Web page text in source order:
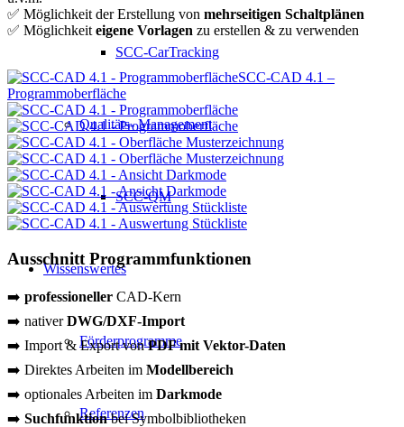
SCC-CarTracking
Qualitäts- Management
SCC-QM
Wissenswertes
Förderprogramme
Referenzen
✅ Möglichkeit der Erstellung von mehrseitigen Schaltplänen
✅ Möglichkeit eigene Vorlagen zu erstellen & zu verwenden
SCC-CAD 4.1 –
Programmoberfläche
Ausschnitt Programmfunktionen
➡️ professioneller CAD-Kern
➡️ nativerDWG/DXF-Import
➡️ Import & Export vonPDF mit Vektor-Daten
➡️ Direktes Arbeiten im Modellbereich
➡️ optionales Arbeiten im Darkmode
➡️ Suchfunktionbei Symbolbibliotheken